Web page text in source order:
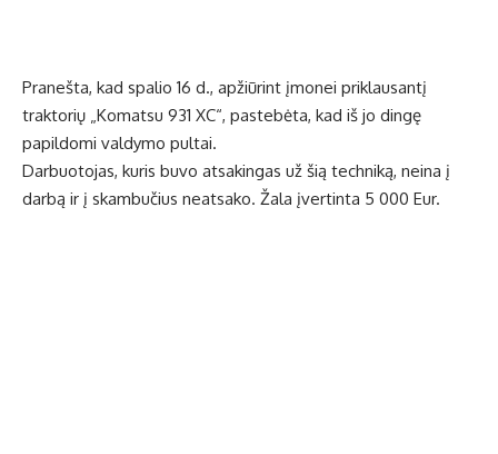
Pranešta, kad spalio 16 d., apžiūrint įmonei priklausantį
traktorių „Komatsu 931 XC“, pastebėta, kad iš jo dingę
papildomi valdymo pultai.
Darbuotojas, kuris buvo atsakingas už šią techniką, neina į
darbą ir į skambučius neatsako. Žala įvertinta 5 000 Eur.